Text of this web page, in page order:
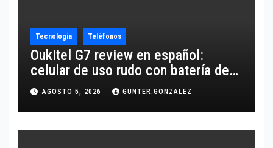
Tecnología Teléfonos
Oukitel G7 review en español:
celular de uso rudo con batería de
10,600 mAh
AGOSTO 5, 2026 GUNTER.GONZALEZ